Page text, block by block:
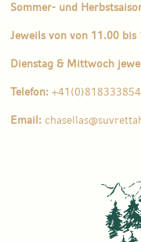
Sommer- und
Jeweils von von 11.00
Dienstag & Mittwoch
Telefon: +41(0)818333854
Email: